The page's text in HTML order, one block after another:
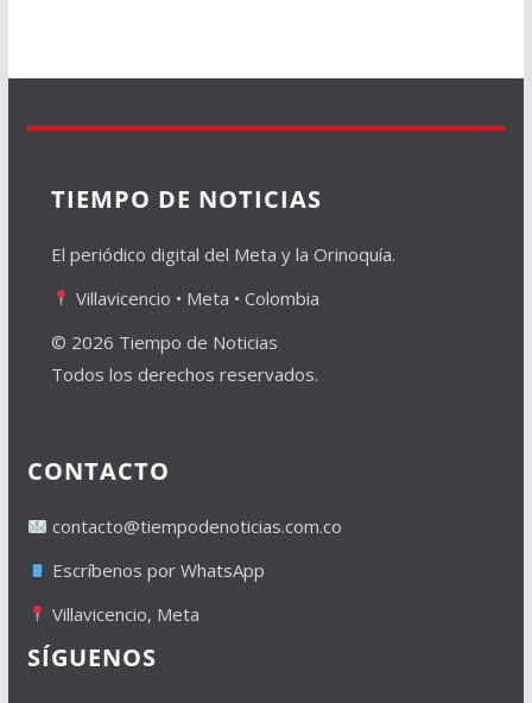
TIEMPO DE NOTICIAS
El periódico digital del Meta y la Orinoquía.
Villavicencio • Meta • Colombia
© 2026 Tiempo de Noticias
Todos los derechos reservados.
CONTACTO
contacto@tiempodenoticias.com.co
Escríbenos por WhatsApp
Villavicencio, Meta
SÍGUENOS